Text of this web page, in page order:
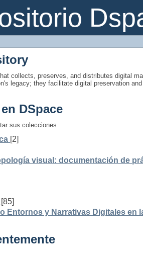
collects, preserves, and distributes digital
legacy; they facilitate digital preservation
DSpace
sus colecciones
[2]
visual: documentación de
[85]
Entornos y Narrativas Digitales en